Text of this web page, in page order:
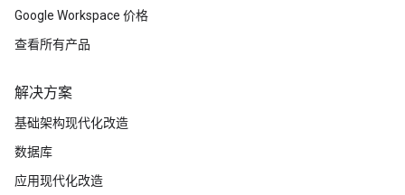
Google Workspace 价格
查看所有产品
解决方案
基础架构现代化改造
数据库
应用现代化改造